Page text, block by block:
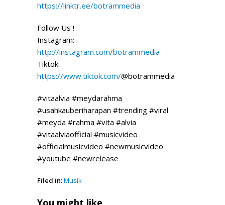
https://linktr.ee/botrammedia
Follow Us !
Instagram:
http://instagram.com/botrammedia
Tiktok:
https://www.tiktok.com/@botrammedia
#vitaalvia #meydarahma
#usahkauberiharapan #trending #viral
#meyda #rahma #vita #alvia
#vitaalviaofficial #musicvideo
#officialmusicvideo #newmusicvideo
#youtube #newrelease
Filed in:Musik